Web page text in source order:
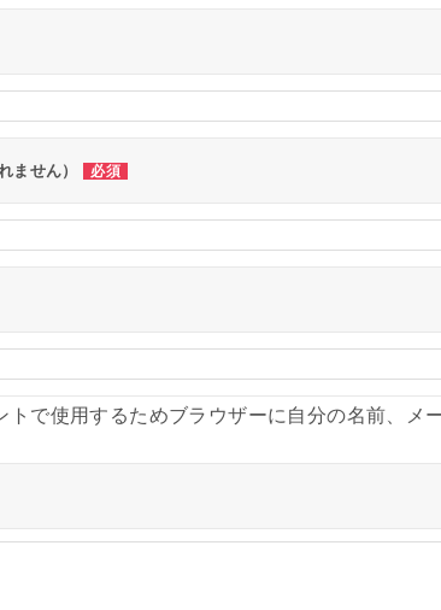
ません） 必須
トで使用するためブラウザーに自分の名前、メ